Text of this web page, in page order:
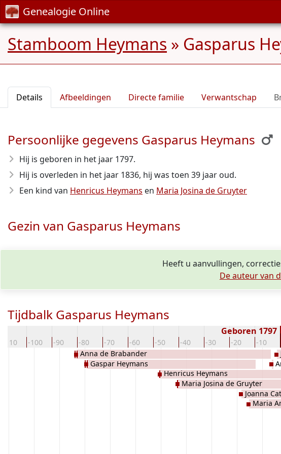
Genealogie Online
Stamboom Heymans » Gasparus
Details Afbeeldingen Directe familie Verwantschap
Persoonlijke gegevens Gasparus Heymans
Hij is geboren in het jaar 1797.
Hij is overleden in het jaar 1836, hij was toen 39 jaar oud.
Een kind van Henricus Heymans en Maria Josina de Gruyter
Gezin van Gasparus Heymans
Heeft u aanvullingen,
De auteur van
Tijdbalk Gasparus Heymans
-110 -100 -90 -80 -70 -60 -50 -40 -30 -20 -10
Geboren 1797
Anna de Brabander
Gaspar Heymans
Henricus Heymans
Maria Josina de Gruyter
Joanna
Maria